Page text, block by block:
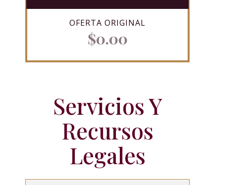
OFERTA ORIGINAL
$0.00
Servicios Y
Recursos
Legales